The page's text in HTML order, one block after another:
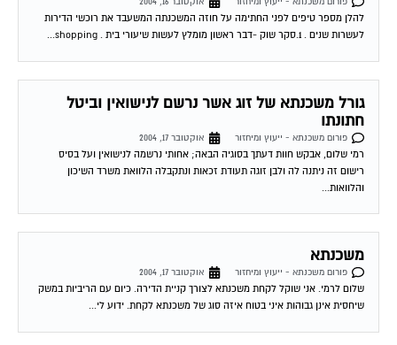
להלן מספר טיפים לפני החתימה על חוזה המשכנתה המשעבד את רוכשי הדירות
לעשרות שנים . 1.סקר שוק -דבר ראשון מומלץ לעשות שיעורי בית . shopping...
גורל משכנתא של זוג אשר נרשם לנישואין וביטל
חתונתו
פורום משכנתא - ייעוץ ומיחזור
אוקטובר 17, 2004
רמי שלום, אבקש חוות דעתך בסוגיה הבאה; אחותי נרשמה לנישואין ועל בסיס
רישום זה ניתנה לה ולבן זוגה תעודת זכאות ונתקבלה הלוואת משרד השיכון
והלוואות...
משכנתא
פורום משכנתא - ייעוץ ומיחזור
אוקטובר 17, 2004
שלום לרמי. אני שוקל לקחת משכנתא לצורך קניית הדירה. כיום עם הריביות במשק
שיחסית אינן גבוהות איני בטוח איזה סוג של משכנתא לקחת. ידוע לי...